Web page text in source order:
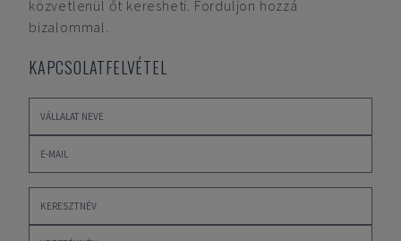
közvetlenül őt keresheti. Forduljon hozzá
bizalommal.
KAPCSOLATFELVÉTEL